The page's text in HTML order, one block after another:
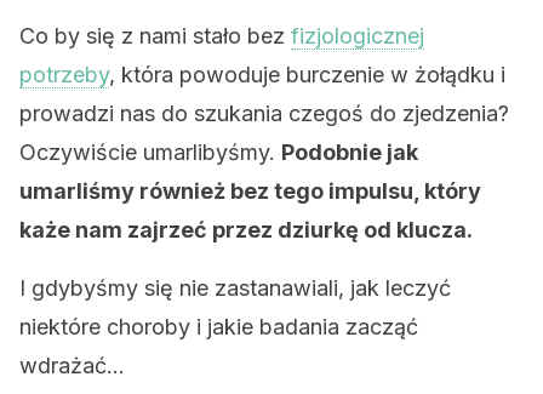
Co by się z nami stało bez fizjologicznej
potrzeby, która powoduje burczenie w żołądku i
prowadzi nas do szukania czegoś do zjedzenia?
Oczywiście umarlibyśmy. Podobnie jak
umarliśmy również bez tego impulsu, który
każe nam zajrzeć przez dziurkę od klucza.
I gdybyśmy się nie zastanawiali, jak leczyć
niektóre choroby i jakie badania zacząć
wdrażać…